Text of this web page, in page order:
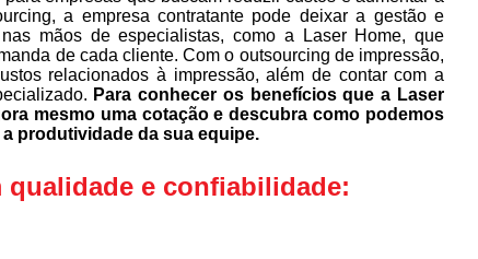
a empresa contratante pode deixar a gestão e
mãos de especialistas, como a Laser Home, que
de cada cliente. Com o outsourcing de impressão,
relacionados à impressão, além de contar com a
Para conhecer os benefícios que a Laser
mesmo uma cotação e descubra como podemos
produtividade da sua equipe.
qualidade e confiabilidade: